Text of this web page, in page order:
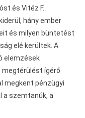
és Vitéz F.
hány ember
és milyen büntetést
elé kerültek. A
elemzések
megtérülést ígérő
megkent pénzügyi
a szemtanúk, a